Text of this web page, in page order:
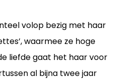
volop bezig met haar
waarmee ze hoge
liefde gaat het haar voor
al bijna twee jaar